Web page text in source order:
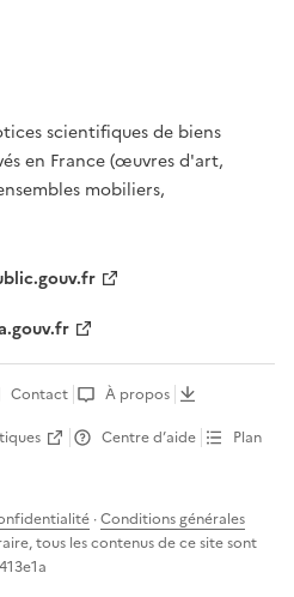
scientifiques de biens
en France (œuvres d'art,
mobiliers,
Contact
À propos
Centre d’aide
Plan
·Conditions générales
tous les contenus de ce site sont